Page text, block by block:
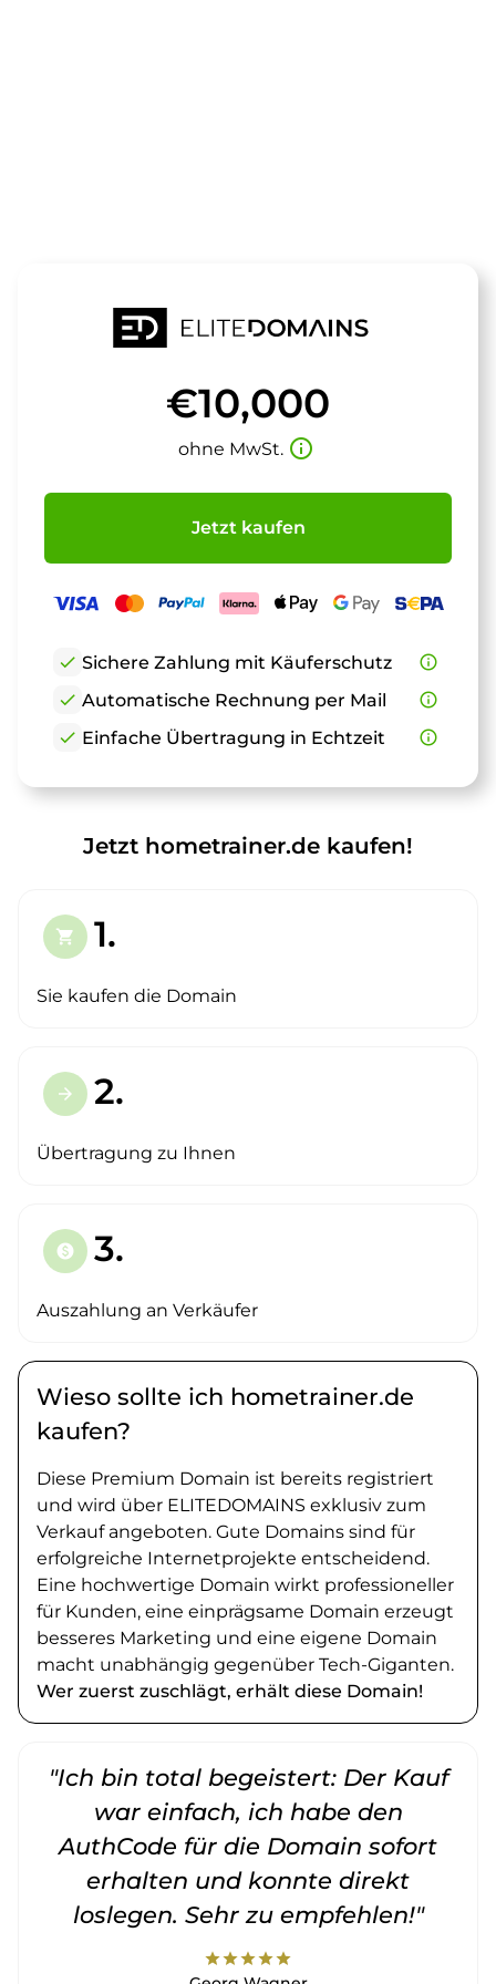
€10,000
ohne MwSt. info_outline
Jetzt kaufen
check Sichere Zahlung mit Käuferschutz
info_outline
check Automatische Rechnung per Mail
info_outline
check Einfache Übertragung in Echtzeit info_outline
Jetzt hometrainer.de kaufen!
shopping_cart 1.
Sie kaufen die Domain
arrow_forward 2.
Übertragung zu Ihnen
paid 3.
Auszahlung an Verkäufer
Wieso sollte ich hometrainer.de
kaufen?
Diese Premium Domain ist bereits registriert
und wird über ELITEDOMAINS exklusiv zum
Verkauf angeboten. Gute Domains sind für
erfolgreiche Internetprojekte entscheidend.
Eine hochwertige Domain wirkt professioneller
für Kunden, eine einprägsame Domain erzeugt
besseres Marketing und eine eigene Domain
macht unabhängig gegenüber Tech-Giganten.
Wer zuerst zuschlägt, erhält diese Domain!
"Ich bin total begeistert: Der Kauf
war einfach, ich habe den
AuthCode für die Domain sofort
erhalten und konnte direkt
loslegen. Sehr zu empfehlen!"
starstarstarstarstar